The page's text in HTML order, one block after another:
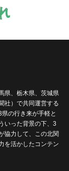
県、栃木県、茨城県
社）で共同運営する
の行き来が手軽と
いった背景の下、3
協力して、この北関
を活かしたコンテン